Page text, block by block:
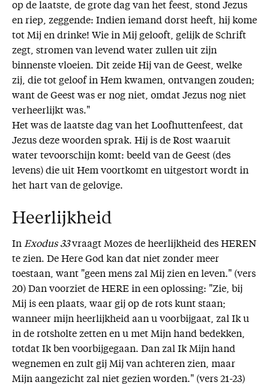
op de laatste, de grote dag van het feest, stond Jezus
en riep, zeggende: Indien iemand dorst heeft, hij kome
tot Mij en drinke! Wie in Mij gelooft, gelijk de Schrift
zegt, stromen van levend water zullen uit zijn
binnenste vloeien. Dit zeide Hij van de Geest, welke
zij, die tot geloof in Hem kwamen, ontvangen zouden;
want de Geest was er nog niet, omdat Jezus nog niet
verheerlijkt was."
Het was de laatste dag van het Loofhuttenfeest, dat
Jezus deze woorden sprak. Hij is de Rost waaruit
water tevoorschijn komt: beeld van de Geest (des
levens) die uit Hem voortkomt en uitgestort wordt in
het hart van de gelovige.
Heerlijkheid
In Exodus 33vraagt Mozes de heerlijkheid des HEREN
te zien. De Here God kan dat niet zonder meer
toestaan, want "geen mens zal Mij zien en leven." (vers
20) Dan voorziet de HERE in een oplossing: "Zie, bij
Mij is een plaats, waar gij op de rots kunt staan;
wanneer mijn heerlijkheid aan u voorbijgaat, zal Ik u
in de rotsholte zetten en u met Mijn hand bedekken,
totdat Ik ben voorbijgegaan. Dan zal Ik Mijn hand
wegnemen en zult gij Mij van achteren zien, maar
Mijn aangezicht zal niet gezien worden." (vers 21-23)